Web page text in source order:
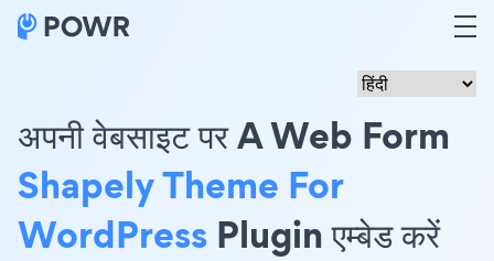
अपनी वेबसाइट पर A Web Form
Shapely Theme For
WordPress Plugin एम्बेड करें